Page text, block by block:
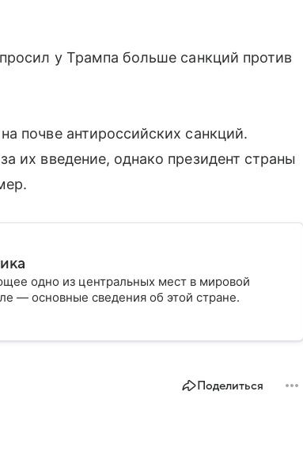
у Трампа больше санкций против
почве антироссийских санкций.
их введение, однако президент страны
одно из центральных мест в мировой
— основные сведения об этой стране.
Поделиться